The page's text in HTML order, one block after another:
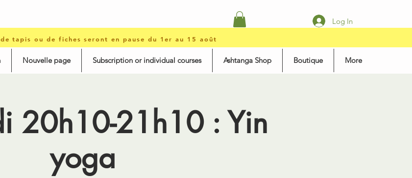
Log In
tapis ou de fiches seront en pause du 1er au 15 août
Nouvelle page Subscription or individual courses Ashtanga Shop Boutique More
20h10-21h10 : Yin
yoga